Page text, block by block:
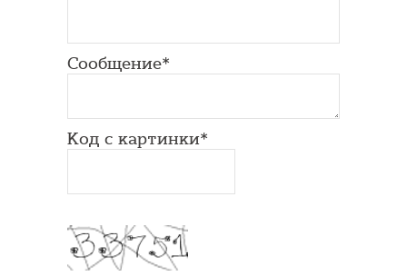
Сообщение*
Код с картинки*